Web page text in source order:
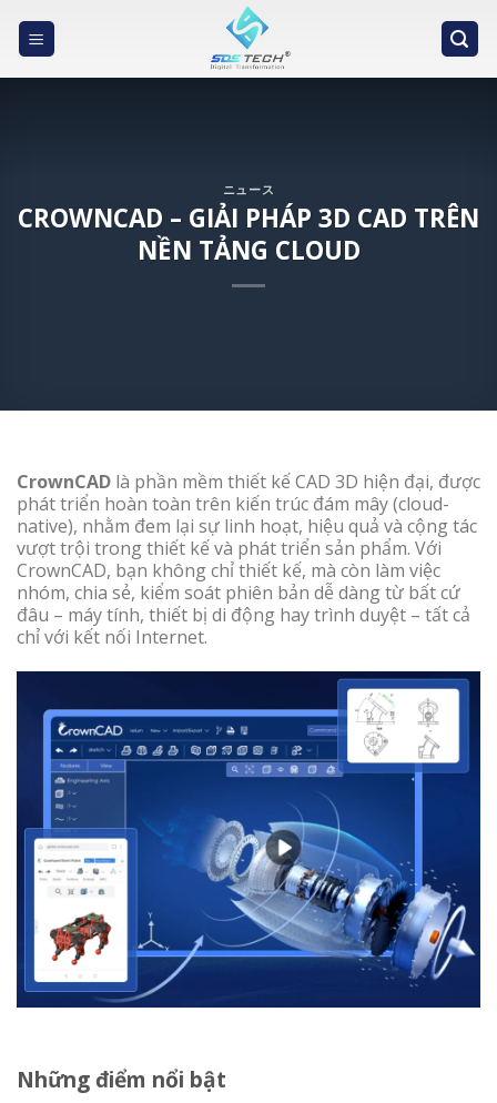
ニュース
CROWNCAD – GIẢI PHÁP 3D CAD TRÊN
NỀN TẢNG CLOUD
CrownCAD là phần mềm thiết kế CAD 3D hiện đại, được
phát triển hoàn toàn trên kiến trúc đám mây (cloud-
native), nhằm đem lại sự linh hoạt, hiệu quả và cộng tác
vượt trội trong thiết kế và phát triển sản phẩm. Với
CrownCAD, bạn không chỉ thiết kế, mà còn làm việc
nhóm, chia sẻ, kiểm soát phiên bản dễ dàng từ bất cứ
đâu – máy tính, thiết bị di động hay trình duyệt – tất cả
chỉ với kết nối Internet.
Những điểm nổi bật